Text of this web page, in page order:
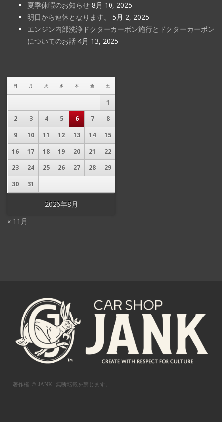
夏季休暇のお知らせ 8月 10, 2025
明日から連休となります。
5月 2, 2025
エンジン内部洗浄ドクターカーボン施行とドクターカーボン
についてのお話 4月 13, 2025
2026年8月
日 月 火 水 木 金 土
1
2
3 4 5 6 7
8
9
10 11 12 13 14
15
16
17 18 19 20 21
22
23
24 25 26 27 28
29
30
31
« 11月
著作権 © JANK. 無断転載を禁じます。